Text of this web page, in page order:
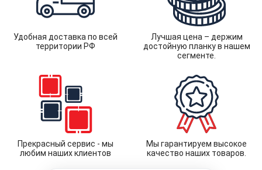
Удобная доставка по всей
территории РФ
Лучшая цена – держим
достойную планку в нашем
сегменте.
Прекрасный сервис - мы
любим наших клиентов
Мы гарантируем высокое
качество наших товаров.